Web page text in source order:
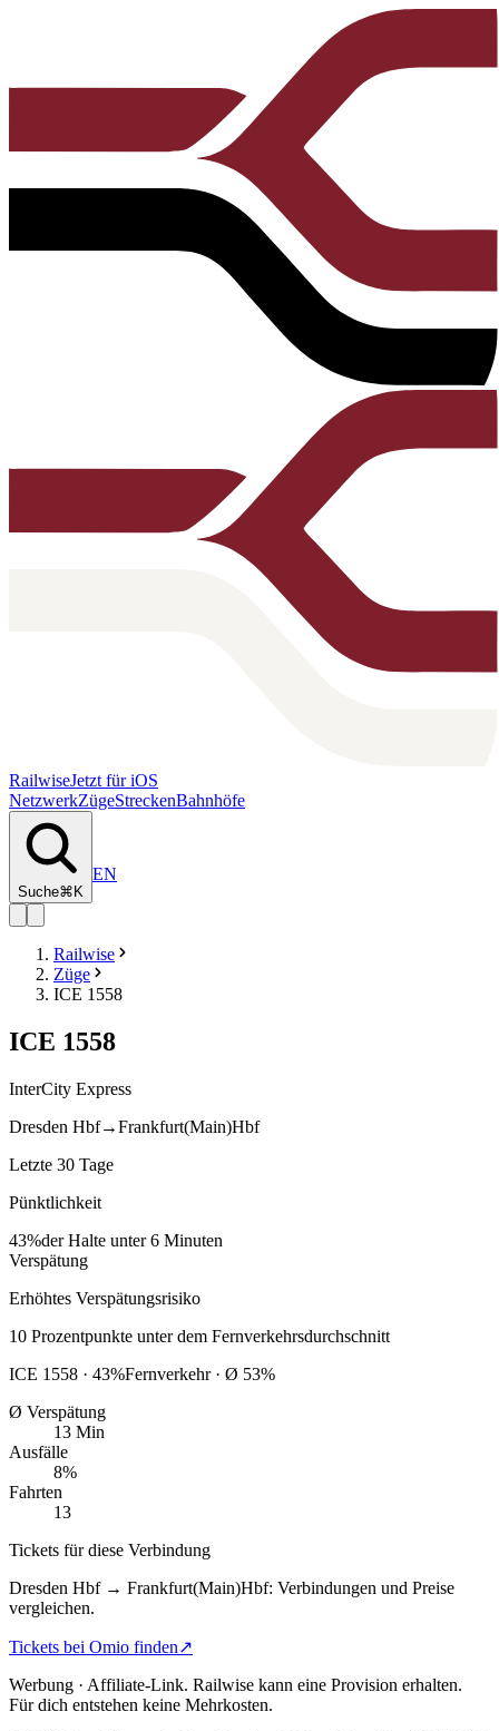
RailwiseJetzt für iOS
NetzwerkZügeStreckenBahnhöfe
Suche⌘K
EN
Railwise
Züge
ICE 1558
ICE 1558
InterCity Express
Dresden Hbf→Frankfurt(Main)Hbf
Letzte 30 Tage
Pünktlichkeit
43%der Halte unter 6 Minuten
Verspätung
Erhöhtes Verspätungsrisiko
10 Prozentpunkte unter dem Fernverkehrsdurchschnitt
ICE 1558 · 43%Fernverkehr · Ø 53%
Ø Verspätung
13 Min
Ausfälle
8%
Fahrten
13
Tickets für diese Verbindung
Dresden Hbf → Frankfurt(Main)Hbf: Verbindungen und Preise
vergleichen.
Tickets bei Omio finden↗
Werbung · Affiliate-Link. Railwise kann eine Provision erhalten.
Für dich entstehen keine Mehrkosten.